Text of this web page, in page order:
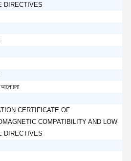
DIRECTIVES
CERTIFICATE OF
COMPATIBILITY AND LOW
DIRECTIVES